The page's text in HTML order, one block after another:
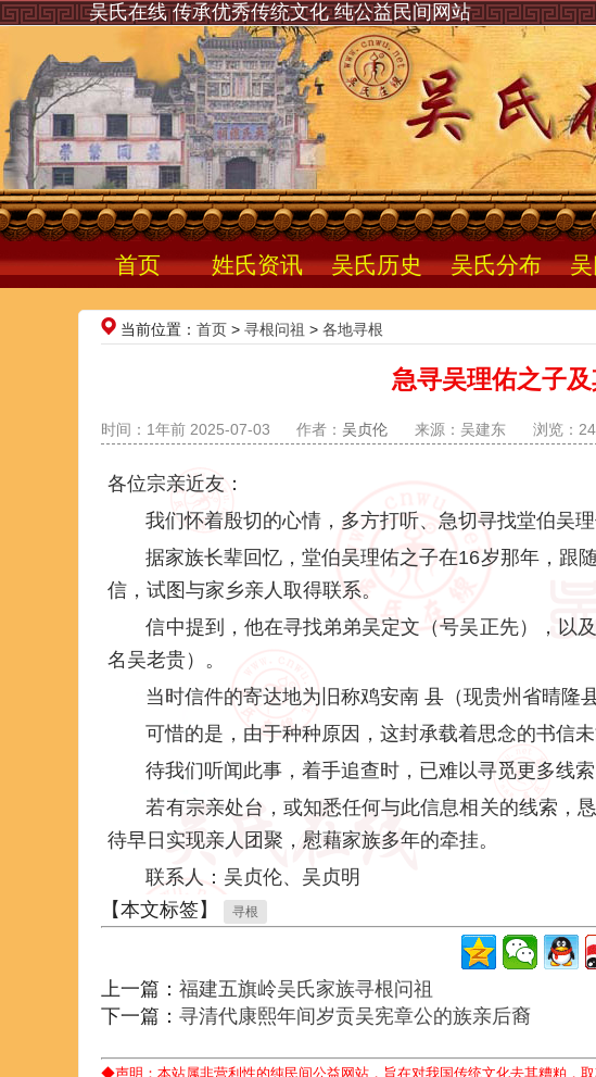
吴氏在线 传承优秀传统文化 纯公益民间网站
首页 姓氏资讯 吴氏历史 吴氏分布
当前位置： 首页 > 寻根问祖 > 各地寻根
急寻吴理佑之子及
时间：1年前 2025-07-03 作者： 吴贞伦 来源：吴建东 浏览：
各位宗亲近友：
我们怀着殷切的心情，多方打听、急切寻找堂伯吴
据家族长辈回忆，堂伯吴理佑之子在16岁那年，跟
信，试图与家乡亲人取得联系。
信中提到，他在寻找弟弟吴定文（号吴正先），以
名吴老贵）。
当时信件的寄达地为旧称鸡安南 县（现贵州省晴隆
可惜的是，由于种种原因，这封承载着思念的书信未
待我们听闻此事，着手追查时，已难以寻觅更多线索
若有宗亲处台，或知悉任何与此信息相关的线索，
待早日实现亲人团聚，慰藉家族多年的牵挂。
联系人：吴贞伦、吴贞明
【本文标签】
寻根
上一篇： 福建五旗岭吴氏家族寻根问祖
下一篇： 寻清代康熙年间岁贡吴宪章公的族亲后裔
◆声明：本站属非营利性的纯民间公益网站，旨在对我国传统文化去其糟粕，